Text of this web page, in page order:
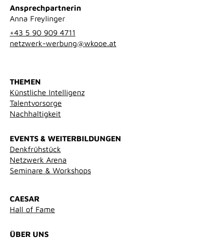
Ansprechpartnerin
Anna Freylinger
+43 5 90 909 4711
netzwerk-werbung@wkooe.at
THEMEN
Künstliche Intelligenz
Talentvorsorge
Nachhaltigkeit
EVENTS & WEITERBILDUNGEN
Denkfrühstück
Netzwerk Arena
Seminare & Workshops
CAESAR
Hall of Fame
ÜBER UNS